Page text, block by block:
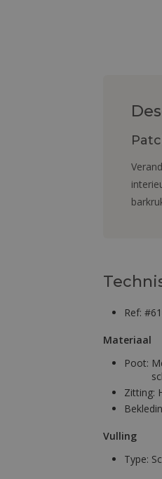
Ref:
Materiaal
Poot:
Zitting:
Vulling
Type: